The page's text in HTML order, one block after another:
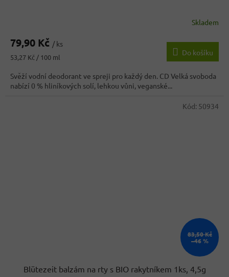
Skladem
79,90 Kč / ks
Měrná
53,27 Kč / 100 ml
Do košíku
Svěží vodní deodorant ve spreji pro každý den. CD Velká svoboda
nabízí 0 % hliníkových solí, lehkou vůni, veganské...
83,50 Kč
–46 %
Blütezeit balzám na rty s BIO rakytníkem 1ks, 4,5g
Kód: 50934